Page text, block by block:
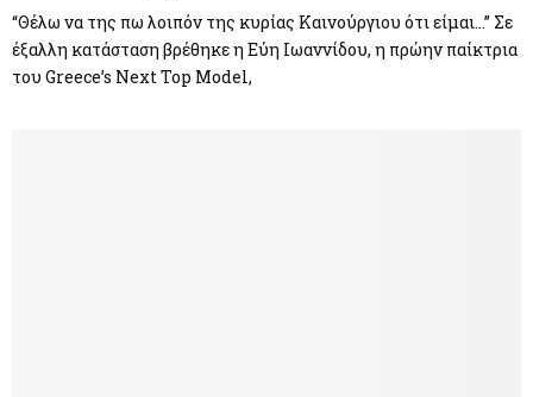
“Θέλω να της πω λοιπόν της κυρίας Καινούργιου ότι είμαι…” Σε
έξαλλη κατάσταση βρέθηκε η Εύη Ιωαννίδου, η πρώην παίκτρια
του Greece’s Next Top Model,